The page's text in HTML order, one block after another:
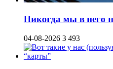
Никогда мы в него
04-08-2026 3 493